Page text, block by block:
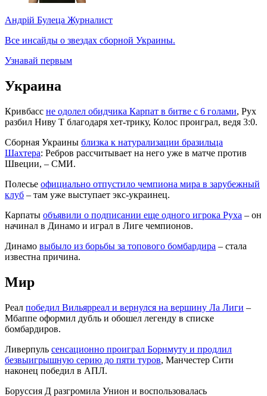
Андрій Булеца Журналист
Все инсайды о звездах сборной Украины.
Узнавай первым
Украина
Кривбасс не одолел обидчика Карпат в битве с 6 голами, Рух
разбил Ниву Т благодаря хет-трику, Колос проиграл, ведя 3:0.
Сборная Украины близка к натурализации бразильца
Шахтера: Ребров рассчитывает на него уже в матче против
Швеции, – СМИ.
Полесье официально отпустило чемпиона мира в зарубежный
клуб – там уже выступает экс-украинец.
Карпаты объявили о подписании еще одного игрока Руха – он
начинал в Динамо и играл в Лиге чемпионов.
Динамо выбыло из борьбы за топового бомбардира – стала
известна причина.
Мир
Реал победил Вильярреал и вернулся на вершину Ла Лиги –
Мбаппе оформил дубль и обошел легенду в списке
бомбардиров.
Ливерпуль сенсационно проиграл Борнмуту и продлил
безвыигрышную серию до пяти туров, Манчестер Сити
наконец победил в АПЛ.
Боруссия Д разгромила Унион и воспользовалась